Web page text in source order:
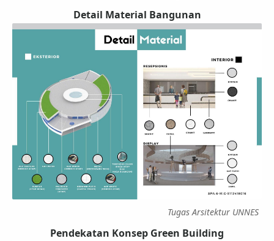
Detail Material Bangunan
Tugas Arsitektur UNNES
Pendekatan Konsep Green Building